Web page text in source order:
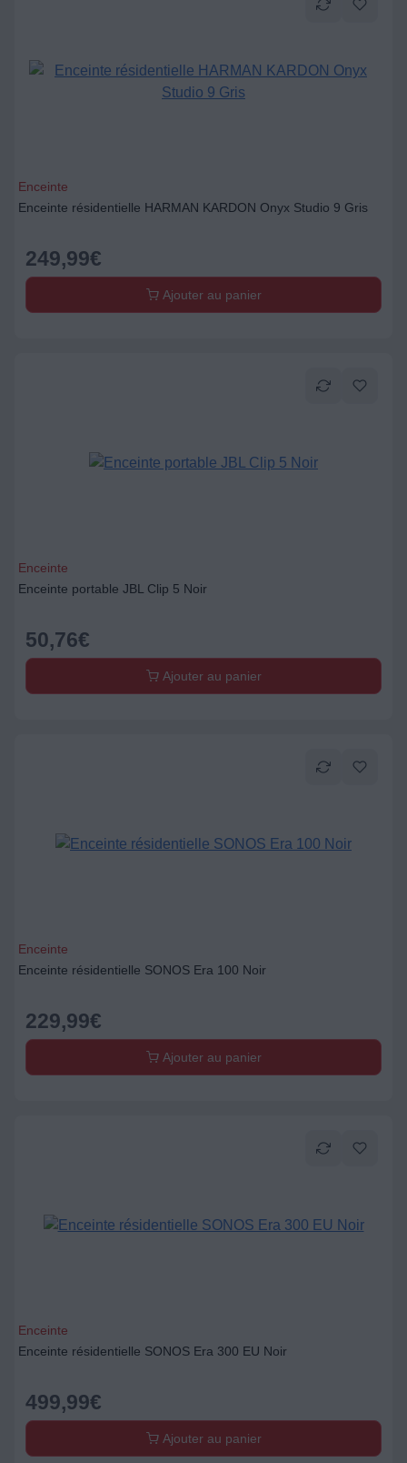
Enceinte
Enceinte résidentielle HARMAN KARDON Onyx Studio 9 Gris
249,99€
Ajouter au panier
Enceinte
Enceinte portable JBL Clip 5 Noir
50,76€
Ajouter au panier
Enceinte
Enceinte résidentielle SONOS Era 100 Noir
229,99€
Ajouter au panier
Enceinte
Enceinte résidentielle SONOS Era 300 EU Noir
499,99€
Ajouter au panier